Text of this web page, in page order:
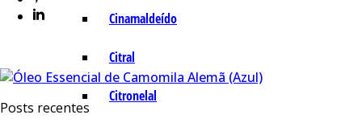
Cinamaldeído
Citral
Citronelal
Posts recentes